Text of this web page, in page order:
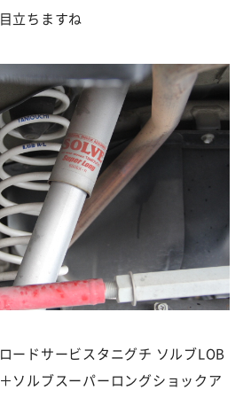
立ちますね
ードサービスタニグチ ソルブLOB
ソルブスーパーロングショックア